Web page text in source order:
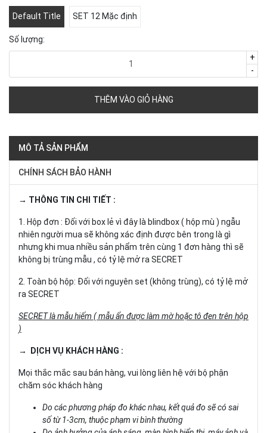
Default Title SET 12 Mặc định
Số lượng:
-
+
THÊM VÀO GIỎ HÀNG
MÔ TẢ SẢN PHẨM
CHÍNH SÁCH BẢO HÀNH
→ THÔNG TIN CHI TIẾT :
1. Hộp đơn : Đối với box lẻ vì đây là blindbox ( hộp mù ) ngẫu
nhiên người mua sẽ không xác định được bên trong là gì
nhưng khi mua nhiều sản phẩm trên cùng 1 đơn hàng thì sẽ
không bị trùng mẫu , có tỷ lệ mở ra SECRET
2. Toàn bộ hộp: Đối với nguyên set (không trùng), có tỷ lệ mở
ra SECRET
SECRET là mẫu hiếm ( mẫu ẩn được làm mờ hoặc tô đen trên hộp
)
→ DỊCH VỤ KHÁCH HÀNG :
Mọi thắc mắc sau bán hàng, vui lòng liên hệ với bộ phận
chăm sóc khách hàng
Do các phương pháp đo khác nhau, kết quả đo sẽ có sai
số từ 1-3cm, thuộc phạm vi bình thường